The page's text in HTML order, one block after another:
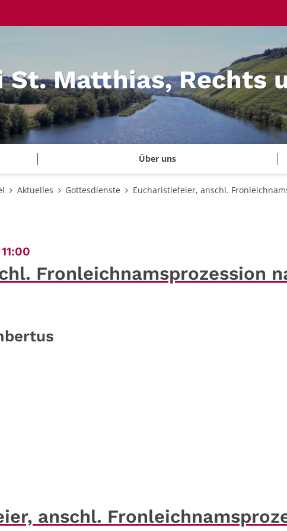
St. Matthias, Rechts
Über uns
Aktuelles Gottesdienste Eucharistiefeier, anschl.
Fronleichnamsprozession
anschl.